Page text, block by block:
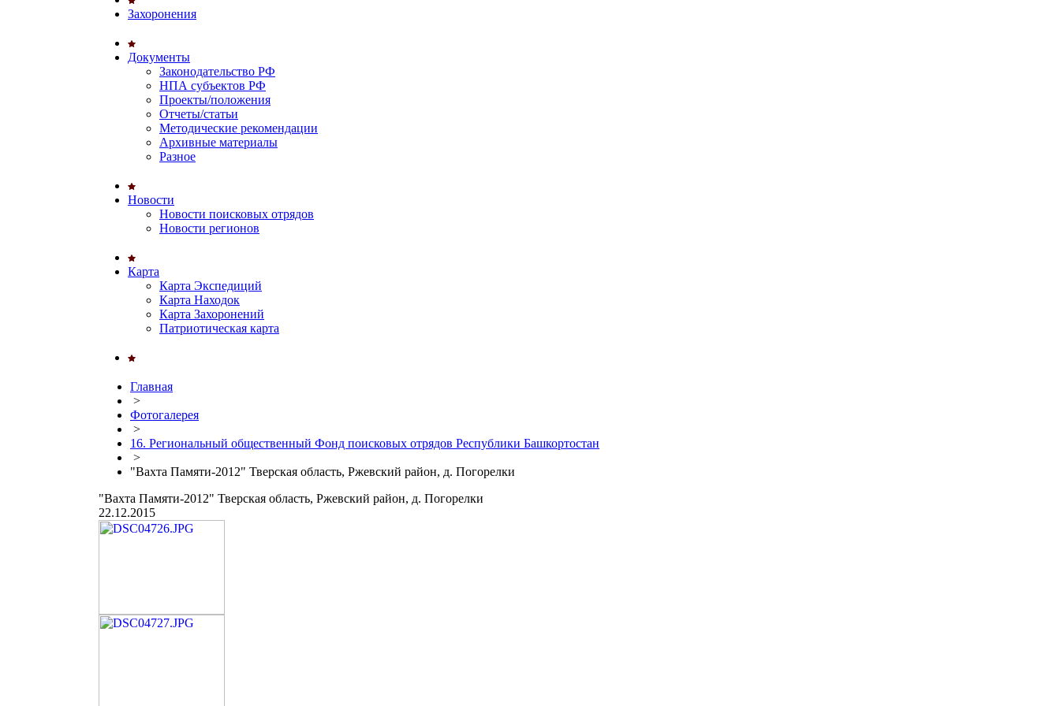
Захоронения
Документы
Законодательство РФ
НПА субъектов РФ
Проекты/положения
Отчеты/статьи
Методические рекомендации
Архивные материалы
Разное
Новости
Новости поисковых отрядов
Новости регионов
Карта
Карта Экспедиций
Карта Находок
Карта Захоронений
Патриотическая карта
Главная
>
Фотогалерея
>
16. Региональный общественный Фонд поисковых отрядов Республики Башкортостан
>
"Вахта Памяти-2012" Тверская область, Ржевский район, д. Погорелки
"Вахта Памяти-2012" Тверская область, Ржевский район, д. Погорелки
22.12.2015